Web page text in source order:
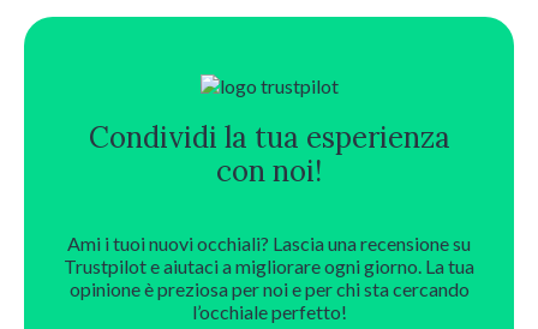
più
varianti.
prodotto
Condividi la tua esperienza
con noi!
Ami i tuoi nuovi occhiali? Lascia una recensione su
Trustpilot e aiutaci a migliorare ogni giorno. La tua
opinione è preziosa per noi e per chi sta cercando
l’occhiale perfetto!